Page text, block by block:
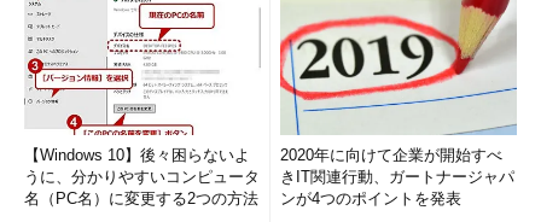
【Windows 10】後々困らないよ
うに、分かりやすいコンピュータ
名（PC名）に変更する2つの方法
2020年に向けて企業が開始すべ
きIT関連行動、ガートナージャパ
ンが4つのポイントを発表